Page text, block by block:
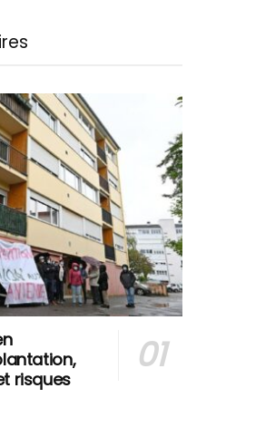
risques